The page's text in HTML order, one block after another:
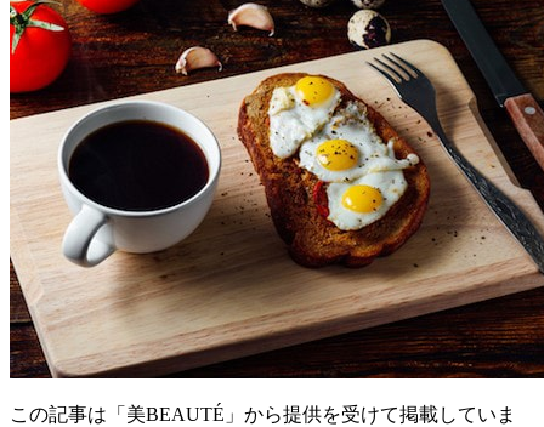
この記事は「美BEAUTÉ」から提供を受けて掲載していま